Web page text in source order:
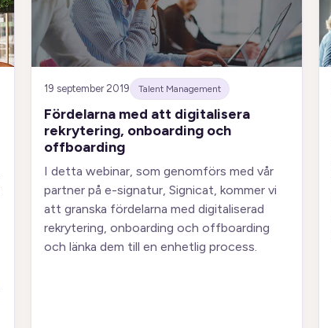
19 september 2019 Talent Management
Fördelarna med att digitalisera
rekrytering, onboarding och
offboarding
I detta webinar, som genomförs med vår
partner på e-signatur, Signicat, kommer vi
att granska fördelarna med digitaliserad
rekrytering, onboarding och offboarding
och länka dem till en enhetlig process.